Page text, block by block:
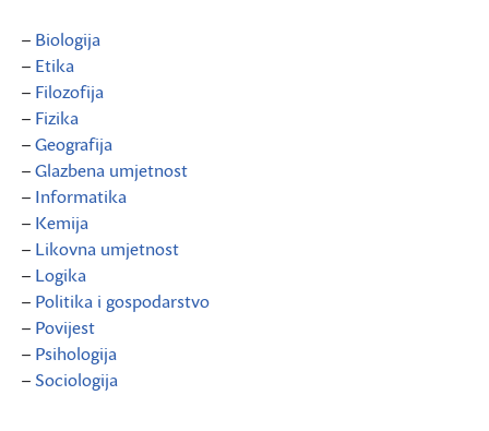
– Biologija
– Etika
– Filozofija
– Fizika
–Geografija
–Glazbena umjetnost
– Informatika
– Kemija
– Likovna umjetnost
– Logika
– Politika i gospodarstvo
– Povijest
– Psihologija
–Sociologija